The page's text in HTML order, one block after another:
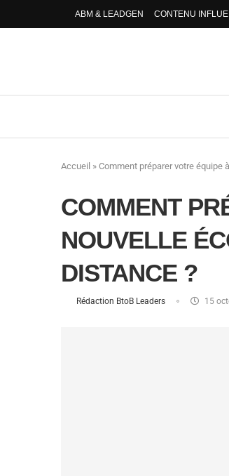
ABM & LEADGEN CONTENU
Accueil » Comment préparer votre équipe
COMMENT
NOUVELLE
DISTANCE ?
Rédaction BtoB Leaders 15